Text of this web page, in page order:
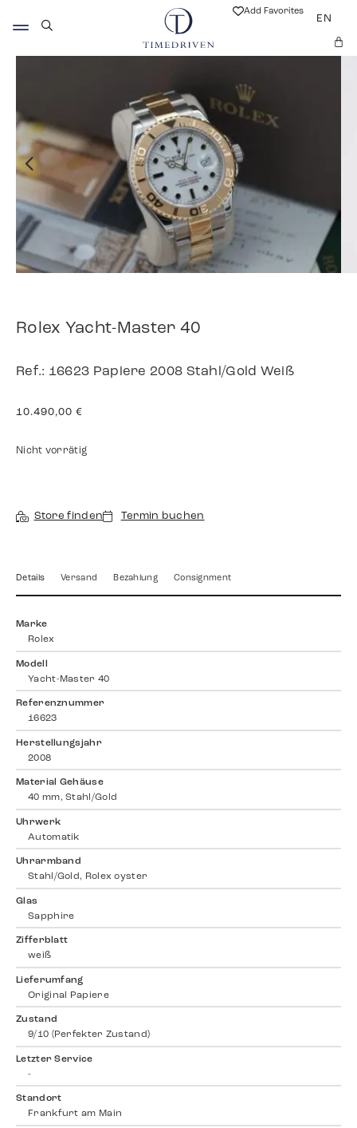
Add Favorites
EN
Rolex Yacht-Master 40
Ref.: 16623 Papiere 2008 Stahl/Gold Weiß
10.490,00 €
Nicht vorrätig
Store finden Termin buchen
Details Versand Bezahlung Consignment
Marke
Rolex
Modell
Yacht-Master 40
Referenznummer
16623
Herstellungsjahr
2008
Material Gehäuse
40 mm, Stahl/Gold
Uhrwerk
Automatik
Uhrarmband
Stahl/Gold, Rolex oyster
Glas
Sapphire
Zifferblatt
weiß
Lieferumfang
Original Papiere
Zustand
9/10 (Perfekter Zustand)
Letzter Service
-
Standort
Frankfurt am Main